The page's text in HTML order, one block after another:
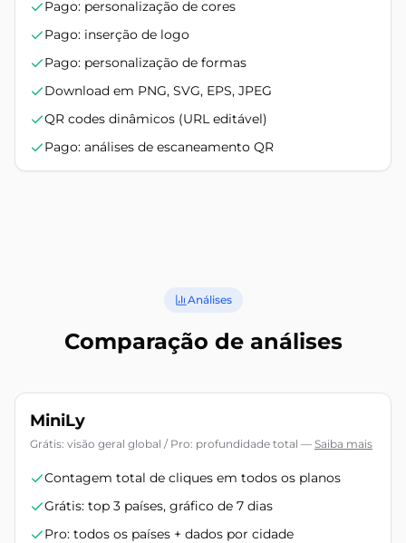
Pago: personalização de cores
Pago: inserção de logo
Pago: personalização de formas
Download em PNG, SVG, EPS, JPEG
QR codes dinâmicos (URL editável)
Pago: análises de escaneamento QR
Análises
Comparação de análises
MiniLy
Grátis: visão geral global / Pro: profundidade total — Saiba mais
Contagem total de cliques em todos os planos
Grátis: top 3 países, gráfico de 7 dias
Pro: todos os países + dados por cidade